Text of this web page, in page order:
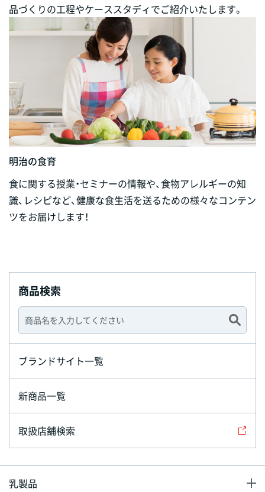
品づくりの工程やケーススタディでご紹介いたします。
明治の食育
食に関する授業・セミナーの情報や、食物アレルギーの知
識、レシピなど、健康な食生活を送るための様々なコンテン
ツをお届けします！
商品検索
ブランドサイト一覧
新商品一覧
取扱店舗検索
乳製品